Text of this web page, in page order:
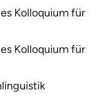
Kolloquium für
Kolloquium für